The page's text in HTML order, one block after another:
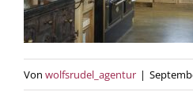
Von wolfsrudel_agentur |